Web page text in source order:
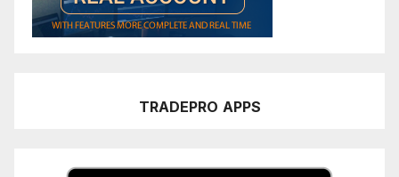
TRADEPRO APPS